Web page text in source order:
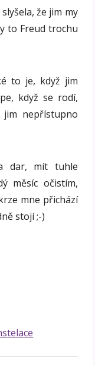
že jim my
to Freud trochu
to je, když jim
když se rodí,
nepřístupno
dar, mít tuhle
měsíc očistím,
mne přichází
stojí ;-)